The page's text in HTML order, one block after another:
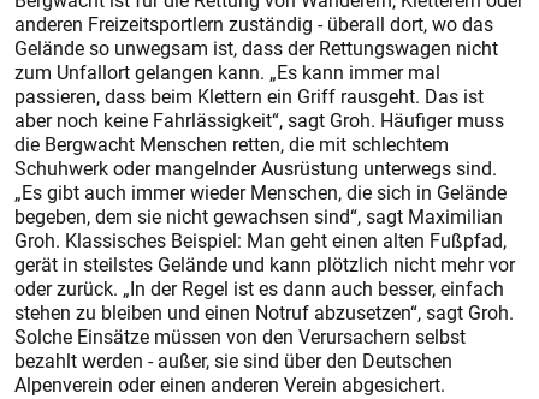
anderen Freizeitsportlern zuständig - überall dort, wo das
Gelände so unwegsam ist, dass der Rettungswagen nicht
zum Unfallort gelangen kann. „Es kann immer mal
passieren, dass beim Klettern ein Griff rausgeht. Das ist
aber noch keine Fahrlässigkeit“, sagt Groh. Häufiger muss
die Bergwacht Menschen retten, die mit schlechtem
Schuhwerk oder mangelnder Ausrüstung unterwegs sind.
„Es gibt auch immer wieder Menschen, die sich in Gelände
begeben, dem sie nicht gewachsen sind“, sagt Maximilian
Groh. Klassisches Beispiel: Man geht einen alten Fußpfad,
gerät in steilstes Gelände und kann plötzlich nicht mehr vor
oder zurück. „In der Regel ist es dann auch besser, einfach
stehen zu bleiben und einen Notruf abzusetzen“, sagt Groh.
Solche Einsätze müssen von den Verursachern selbst
bezahlt werden - außer, sie sind über den Deutschen
Alpenverein oder einen anderen Verein abgesichert.